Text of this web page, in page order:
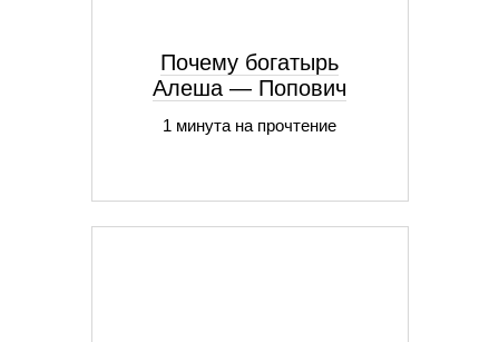
Почему богатырь
Алеша — Попович
1 минута на прочтение